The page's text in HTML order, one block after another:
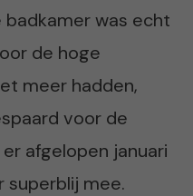
was echt
de hoge
meer hadden,
voor de
afgelopen januari
superblij mee.